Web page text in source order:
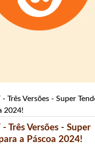
Três Versões - Super
a Páscoa 2024!